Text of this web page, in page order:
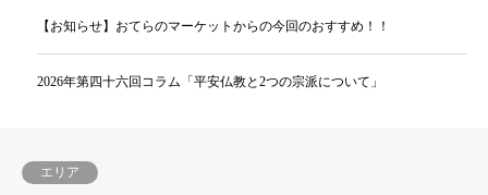
【お知らせ】おてらのマーケットからの今回のおすすめ！！
2026年第四十六回コラム「平安仏教と2つの宗派について」
エリア